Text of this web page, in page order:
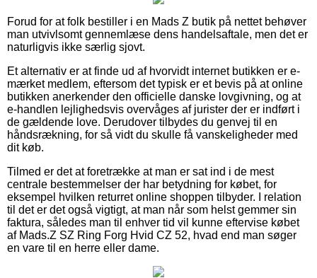
Forud for at folk bestiller i en Mads Z butik på nettet behøver
man utvivlsomt gennemlæse dens handelsaftale, men det er
naturligvis ikke særlig sjovt.
Et alternativ er at finde ud af hvorvidt internet butikken er e-
mærket medlem, eftersom det typisk er et bevis på at online
butikken anerkender den officielle danske lovgivning, og at
e-handlen lejlighedsvis overvåges af jurister der er indført i
de gældende love. Derudover tilbydes du genvej til en
håndsrækning, for så vidt du skulle få vanskeligheder med
dit køb.
Tilmed er det at foretrække at man er sat ind i de mest
centrale bestemmelser der har betydning for købet, for
eksempel hvilken returret online shoppen tilbyder. I relation
til det er det også vigtigt, at man når som helst gemmer sin
faktura, således man til enhver tid vil kunne eftervise købet
af Mads.Z SZ Ring Forg Hvid CZ 52, hvad end man søger
en vare til en herre eller dame.